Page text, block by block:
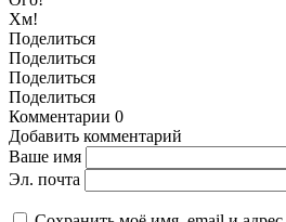
Хм!
Поделиться
Поделиться
Поделиться
Поделиться
Комментарии 0
Добавить комментарий
Ваше имя
Эл. почта